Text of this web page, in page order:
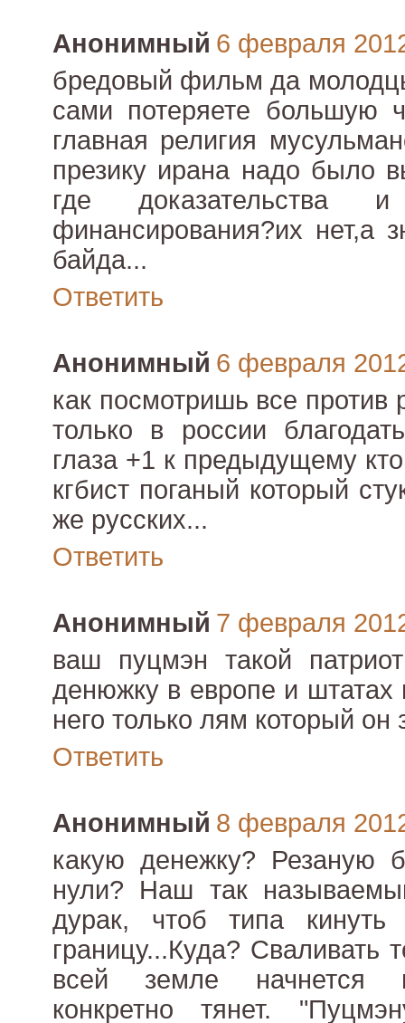
Анонимный 6 февраля
бредовый фильм да
сами потеряете большую
главная религия
презику ирана надо было
где
финансирования?их нет,а
байда...
Ответить
Анонимный 6 февраля
как посмотришь все против
только в россии
глаза +1 к предыдущему
кгбист поганый который
же русских...
Ответить
Анонимный 7 февраля
ваш пуцмэн такой
денюжку в европе и штатах
него только лям который он
Ответить
Анонимный 8 февраля
какую денежку? Резаную
нули? Наш так
дурак, чтоб типа
границу...Куда?
всей земле начнется
конкретно тянет.